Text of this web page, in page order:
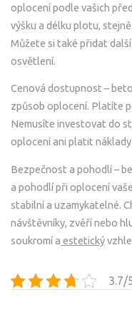
oplocení podle vašich
výšku a délku plotu,
Můžete si také přidat
osvětlení.
Cenová dostupnost –
způsob oplocení. Platíte
Nemusíte investovat do
oplocení ani platit
Bezpečnost a pohodlí –
a pohodlí při oplocení
stabilní a uzamykatelné.
návštěvníky, zvěří nebo
soukromí a estetický
3.7/